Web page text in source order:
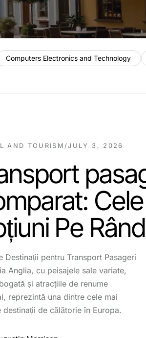
Computers Electronics and Technology
AND TOURISM /JULY 3, 2026
Pe Rând
Destinații pentru Transport Pasageri
Anglia, cu peisajele sale variate,
și atracțiile de renume
reprezintă una dintre cele mai
destinații de călătorie în Europa.